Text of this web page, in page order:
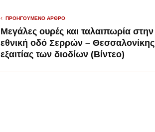
ΠΡΟΗΓΟΎΜΕΝΟ ΆΡΘΡΟ
Μεγάλες ουρές και ταλαιπωρία στην
εθνική οδό Σερρών – Θεσσαλονίκης
εξαιτίας των διοδίων (Βίντεο)